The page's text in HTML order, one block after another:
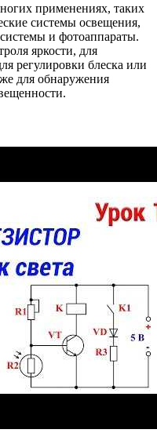
применениях, таких
системы освещения,
и фотоаппараты.
яркости, для
регулировки блеска или
для обнаружения